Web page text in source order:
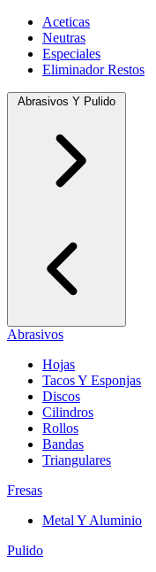
Aceticas
Neutras
Especiales
Eliminador Restos
Abrasivos Y Pulido
Abrasivos
Hojas
Tacos Y Esponjas
Discos
Cilindros
Rollos
Bandas
Triangulares
Fresas
Metal Y Aluminio
Pulido